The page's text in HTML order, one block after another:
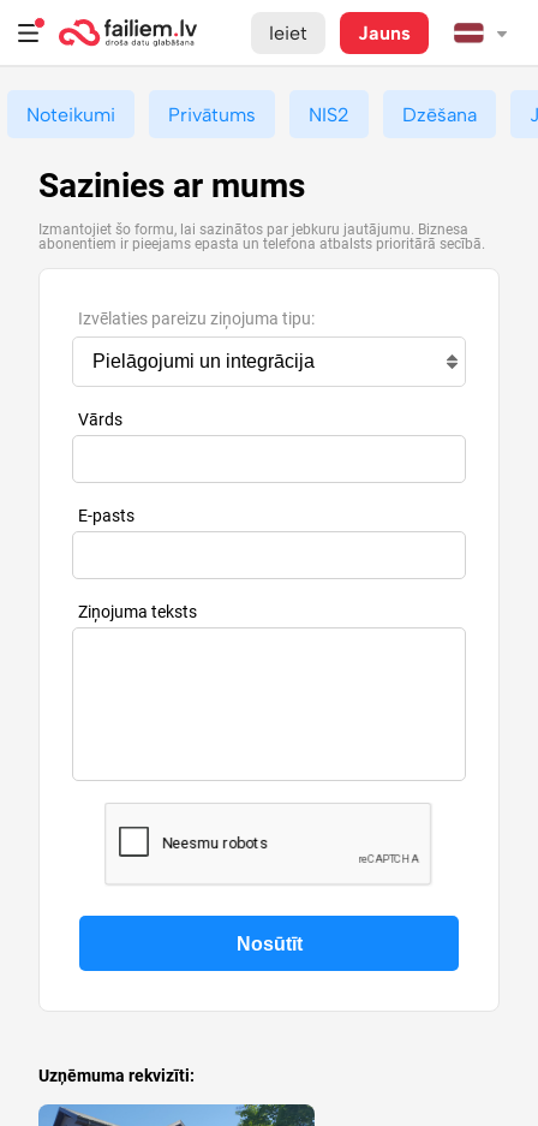
Ieiet Jauns
Noteikumi Privātums NIS2 Dzēšana
Sazinies ar mums
Izmantojiet šo formu, lai sazinātos par jebkuru jautājumu. Biznesa
abonentiem ir pieejams epasta un telefona atbalsts prioritārā secībā.
Izvēlaties pareizu ziņojuma tipu:
Vārds
E-pasts
Ziņojuma teksts
Uzņēmuma rekvizīti: